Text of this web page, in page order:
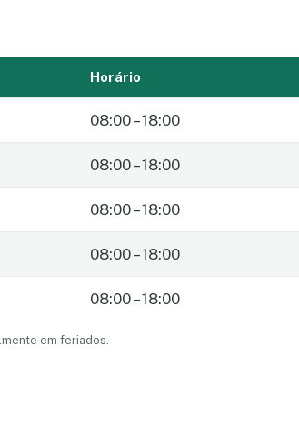
Horário
08:00 – 18:00
08:00 – 18:00
08:00 – 18:00
08:00 – 18:00
08:00 – 18:00
em feriados.